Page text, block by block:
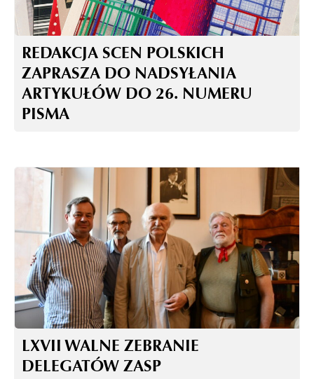
REDAKCJA SCEN POLSKICH
ZAPRASZA DO NADSYŁANIA
ARTYKUŁÓW DO 26. NUMERU
PISMA
LXVII WALNE ZEBRANIE
DELEGATÓW ZASP